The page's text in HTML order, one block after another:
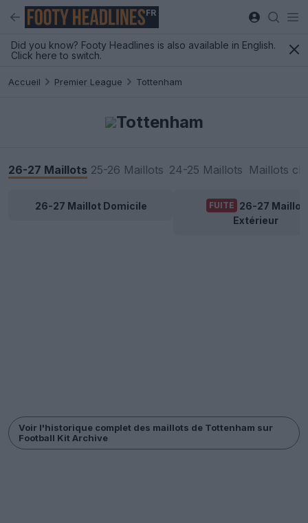
FR
Did you know? Footy Headlines is also available in English.
Click here to switch.
Accueil Premier League Tottenham
Tottenham
26-27 Maillots 25-26 Maillots 24-25 Maillots Maillots
26-27 Maillot Domicile FUITE 26-27 Maillot
Extérieur
Voir l'historique complet des maillots de Tottenham sur
Football Kit Archive